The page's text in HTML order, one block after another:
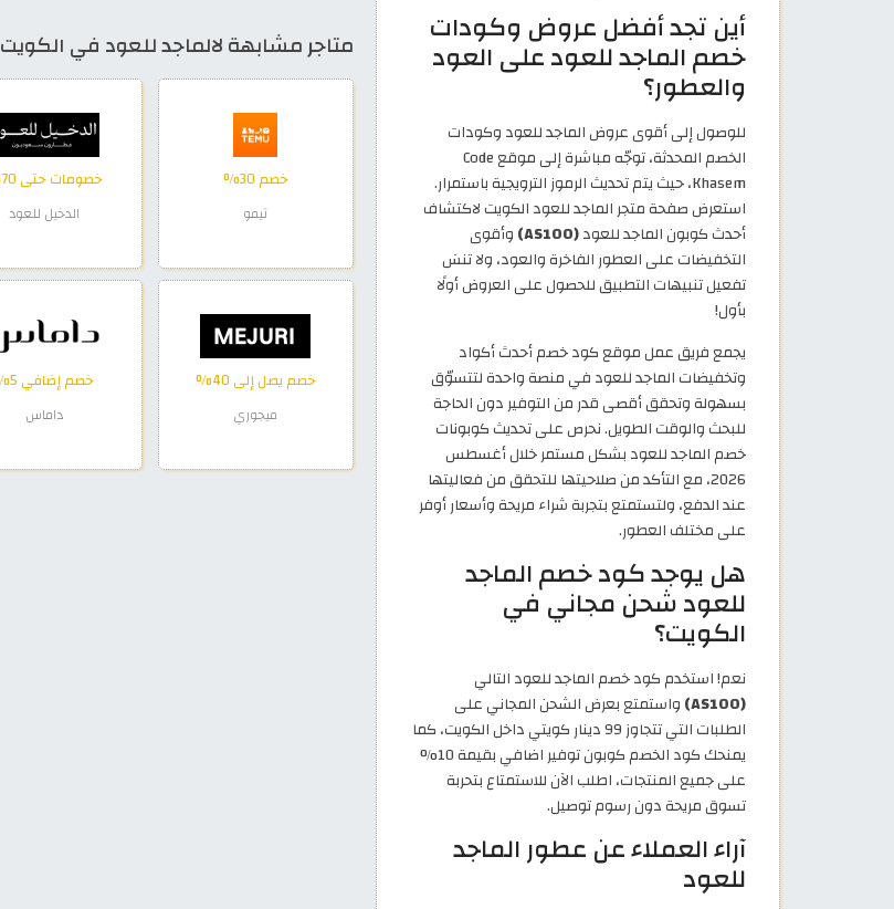
متاجر مشابهة لالماجد للعود في الكويت
خصم 30%
تيمو
خصومات حتى 70%
الدخيل للعود
خصم يصل إلى 40%
ميجوري
خصم إضافي 5%
داماس
أين تجد أفضل عروض وكودات
خصم الماجد للعود على العود
والعطور؟
للوصول إلى أقوى عروض الماجد للعود وكودات
الخصم المحدثة، توجّه مباشرة إلى موقع Code
Khasem، حيث يتم تحديث الرموز الترويجية باستمرار.
استعرض صفحة متجر الماجد للعود الكويت لاكتشاف
أحدث كوبون الماجد للعود(AS100)
وأقوى
التخفيضات على العطور الفاخرة والعود، ولا تنسَ
تفعيل تنبيهات التطبيق للحصول على العروض أولًا
بأول!
يجمع فريق عمل موقع كود خصم أحدث أكواد
وتخفيضات الماجد للعود في منصة واحدة لتتسوّق
بسهولة وتحقق أقصى قدر من التوفير دون الحاجة
للبحث والوقت الطويل. نحرص على تحديث كوبونات
خصم الماجد للعود بشكل مستمر خلال أغسطس
2026، مع التأكد من صلاحيتها للتحقق من فعاليتها
عند الدفع، ولتستمتع بتجربة شراء مريحة وأسعار أوفر
على مختلف العطور.
هل يوجد كود خصم الماجد
للعود شحن مجاني في
الكويت؟
نعم! استخدم كود خصم الماجد للعود التالي
(AS100)
واستمتع بعرض الشحن المجاني على
الطلبات التي تتجاوز 99 دينار كويتي داخل الكويت، كما
يمنحك كود الخصم كوبون توفير اضافي بقيمة 10%
على جميع المنتجات، اطلب الآن للاستمتاع بتحربة
تسوق مريحة دون رسوم توصيل.
آراء العملاء عن عطور الماجد
للعود